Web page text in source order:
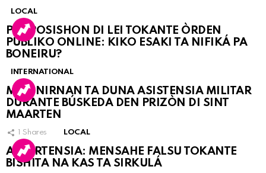
LOCAL
PROPOSISHON DI LEI TOKANTE ÒRDEN
PÚBLIKO ONLINE: KIKO ESAKI TA NIFIKÁ PA
BONEIRU?
INTERNATIONAL
MARINIRNAN TA DUNA ASISTENSIA MILITAR
DURANTE BÚSKEDA DEN PRIZÒN DI SINT
MAARTEN
1 Shares LOCAL
ATVERTENSIA: MENSAHE FALSU TOKANTE
BISHITA NA KAS TA SIRKULÁ